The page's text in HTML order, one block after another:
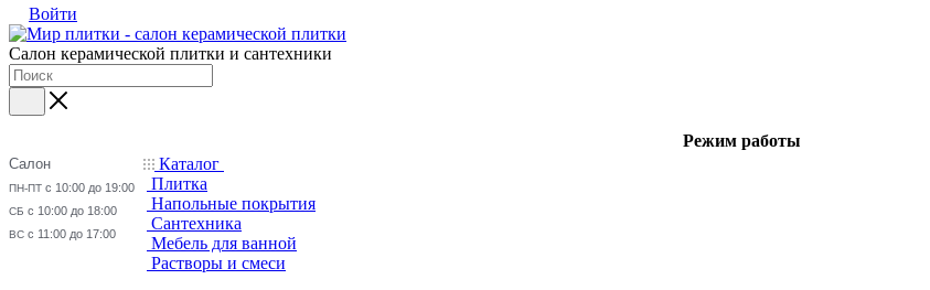
Войти
Салон керамической плитки и сантехники
Режим работы
Салон
ПН-ПТ с 10:00 до 19:00
СБ с 10:00 до 18:00
ВС с 11:00 до 17:00
Каталог
Плитка
Напольные покрытия
Сантехника
Мебель для ванной
Растворы и смеси